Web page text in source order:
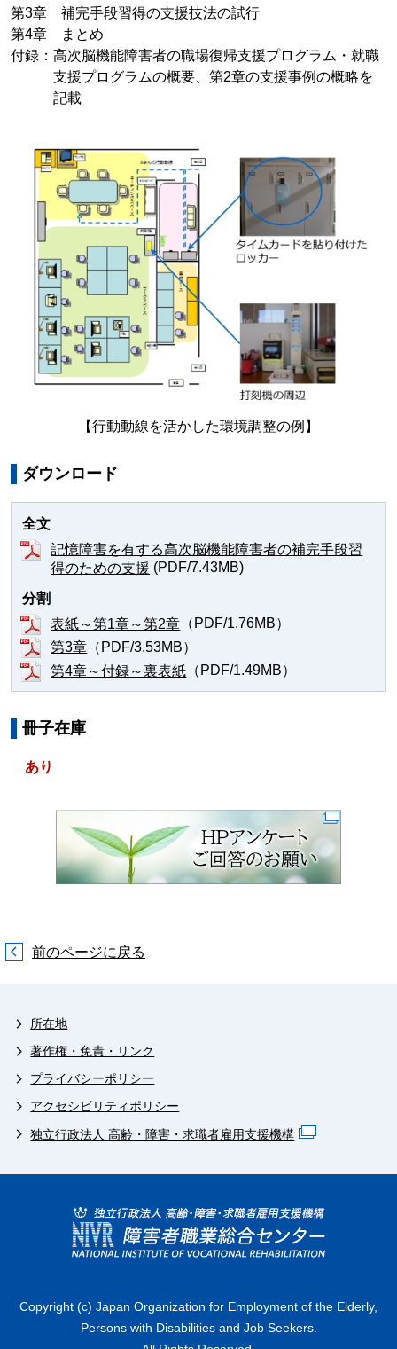
第3章 補完手段習得の支援技法の試行
第4章 まとめ
付録：高次脳機能障害者の職場復帰支援プログラム・就職
支援プログラムの概要、第2章の支援事例の概略を
記載
【行動動線を活かした環境調整の例】
ダウンロード
全文
記憶障害を有する高次脳機能障害者の補完手段習
得のための支援 (PDF/7.43MB)
分割
表紙～第1章～第2章 （PDF/1.76MB）
第3章 （PDF/3.53MB）
第4章～付録～裏表紙 （PDF/1.49MB）
冊子在庫
あり
前のページに戻る
所在地
著作権・免責・リンク
プライバシーポリシー
アクセシビリティポリシー
独立行政法人 高齢・障害・求職者雇用支援機構
Copyright (c) Japan Organization for Employment of the Elderly,
Persons with Disabilities and Job Seekers.